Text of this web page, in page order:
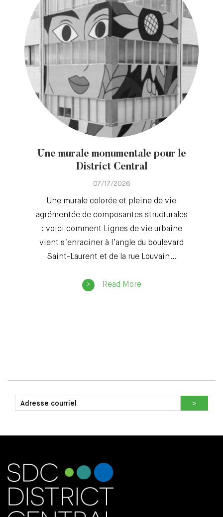
Une murale monumentale pour le
District Central
07/17/2026
Une murale colorée et pleine de vie
agrémentée de composantes structurales
: voici comment Lignes de vie urbaine
vient s’enraciner à l’angle du boulevard
Saint-Laurent et de la rue Louvain…
Read More